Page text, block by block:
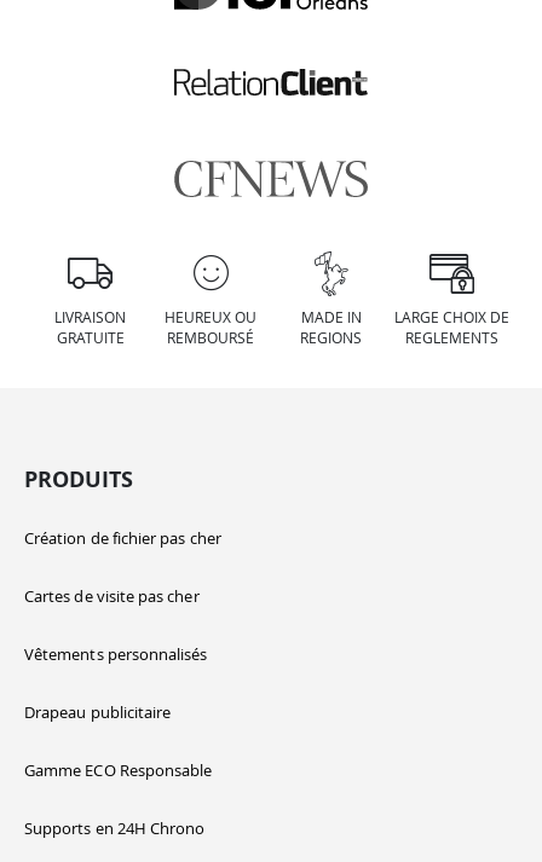
LIVRAISON
GRATUITE
HEUREUX OU
REMBOURSÉ
MADE IN
REGIONS
LARGE CHOIX DE
REGLEMENTS
PRODUITS
Création de fichier pas cher
Cartes de visite pas cher
Vêtements personnalisés
Drapeau publicitaire
Gamme ECO Responsable
Supports en 24H Chrono